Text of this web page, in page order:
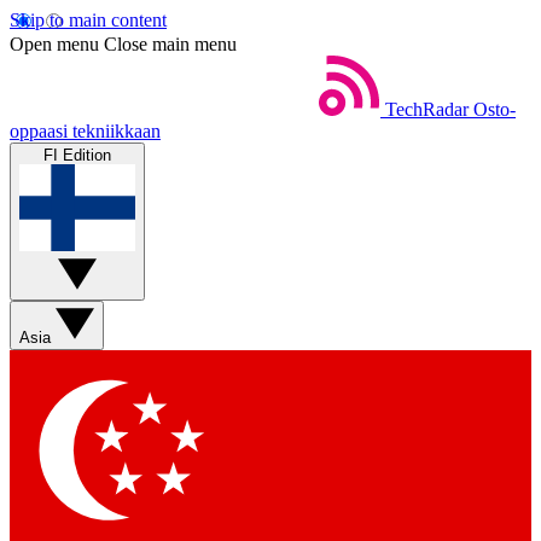
Skip to main content
Open menu Close main menu
TechRadar Osto-
oppaasi tekniikkaan
FI Edition
Asia